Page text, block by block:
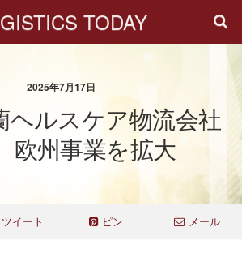
TODAY
2025年7月17日
ヘルスケア物流会社
欧州事業を拡大
ツイート ピン メール